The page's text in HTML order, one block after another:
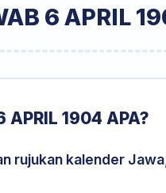
6 APRIL
APRIL 1904 APA?
rujukan kalender